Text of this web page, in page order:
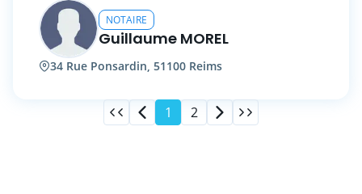
NOTAIRE
Guillaume MOREL
34 Rue Ponsardin, 51100 Reims
1 2